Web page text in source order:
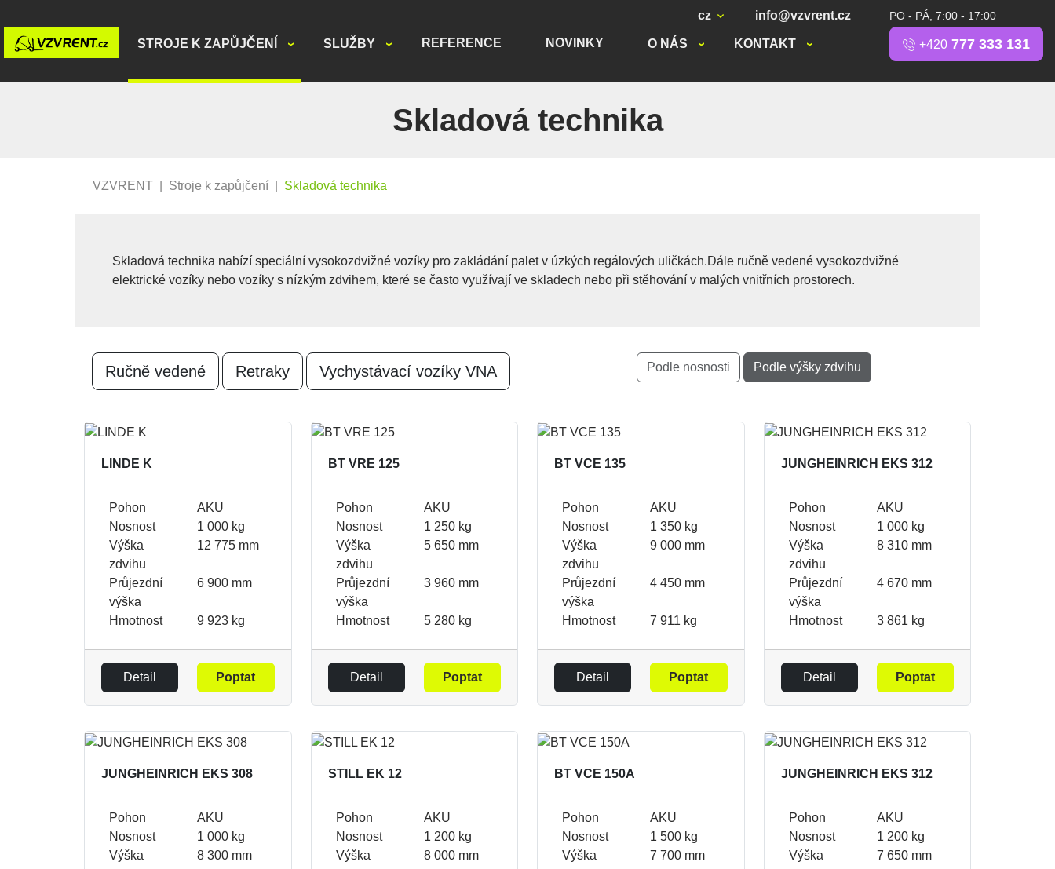
STROJE K ZAPŮJČENÍ SLUŽBY REFERENCE NOVINKY O NÁS KONTAKT
cz info@vzvrent.cz PO - PÁ, 7:00 - 17:00
+420 777 333 131
Skladová technika
VZVRENT Stroje k zapůjčení Skladová technika
Skladová technika nabízí speciální vysokozdvižné vozíky pro zakládání palet v úzkých regálových uličkách.Dále ručně vedené vysokozdvižné
elektrické vozíky nebo vozíky s nízkým zdvihem, které se často využívají ve skladech nebo při stěhování v malých vnitřních prostorech.
Ručně vedené Retraky Vychystávací vozíky VNA Podle nosnosti Podle výšky zdvihu
LINDE K
Pohon
AKU
Nosnost
1 000 kg
Výška
zdvihu
12 775 mm
Průjezdní
výška
6 900 mm
Hmotnost 9 923 kg
Detail Poptat
BT VRE 125
Pohon
AKU
Nosnost
1 250 kg
Výška
zdvihu
5 650 mm
Průjezdní
výška
3 960 mm
Hmotnost 5 280 kg
Detail Poptat
BT VCE 135
Pohon
AKU
Nosnost
1 350 kg
Výška
zdvihu
9 000 mm
Průjezdní
výška
4 450 mm
Hmotnost 7 911 kg
Detail Poptat
JUNGHEINRICH EKS 312
Pohon
AKU
Nosnost
1 000 kg
Výška
zdvihu
8 310 mm
Průjezdní
výška
4 670 mm
Hmotnost 3 861 kg
Detail Poptat
JUNGHEINRICH EKS 308
Pohon
AKU
Nosnost
1 000 kg
Výška
8 300 mm
STILL EK 12
Pohon
AKU
Nosnost
1 200 kg
Výška
8 000 mm
BT VCE 150A
Pohon
AKU
Nosnost
1 500 kg
Výška
7 700 mm
JUNGHEINRICH EKS 312
Pohon
AKU
Nosnost
1 200 kg
Výška
7 650 mm